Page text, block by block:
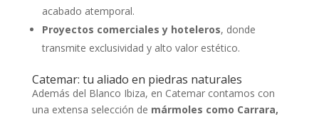
acabado atemporal.
Proyectos comerciales y hoteleros, donde
transmite exclusividad y alto valor estético.
Catemar: tu aliado en piedras naturales
Además del Blanco Ibiza, en Catemar contamos con
una extensa selección de mármoles como Carrara,